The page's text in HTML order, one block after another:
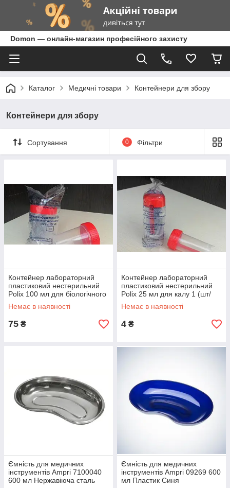
Domon — онлайн-магазин професійного захисту
Каталог Медичні товари Контейнери для збору
Контейнери для збору
Сортування 0 Фільтри
Контейнер лабораторний
пластиковий нестерильний
Polix 100 мл для біологічного
матеріалу (мочі) 1 шт./пач
Немає в наявності
75 ₴
Контейнер лабораторний
пластиковий нестерильний
Polix 25 мл для калу 1 (шт/
пач)
Немає в наявності
4 ₴
Ємність для медичних
інструментів Ampri 7100040
600 мл Нержавіюча сталь
Ємність для медичних
інструментів Ampri 09269 600
мл Пластик Синя